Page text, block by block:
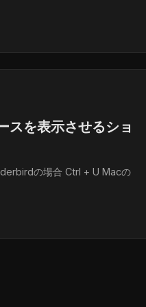
スを表示させるショ
の場合 Ctrl + U Macの